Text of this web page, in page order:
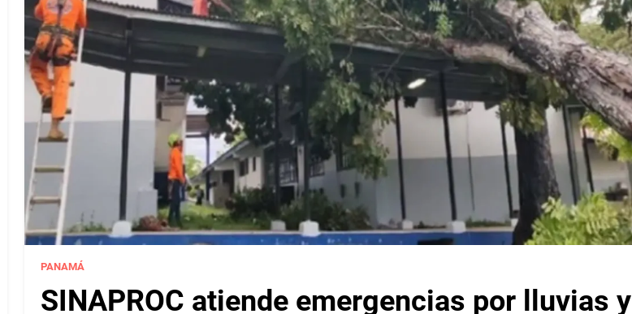
PANAMÁ
SINAPROC atiende emergencias por lluvias y